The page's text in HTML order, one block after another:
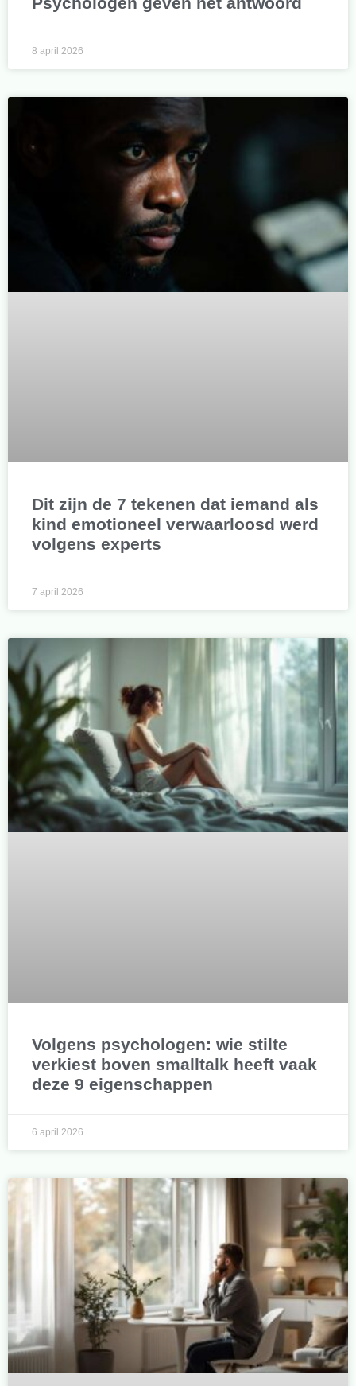
8 april 2026
Dit zijn de 7 tekenen dat iemand als
kind emotioneel verwaarloosd werd
volgens experts
7 april 2026
Volgens psychologen: wie stilte
verkiest boven smalltalk heeft vaak
deze 9 eigenschappen
6 april 2026